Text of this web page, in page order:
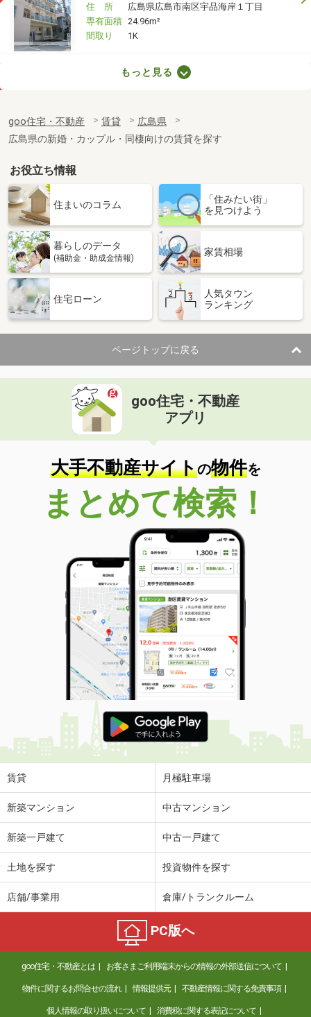
住 所
広島県広島市南区宇品海岸１丁目
専有面積 24.96m²
間取り
1K
広島県安芸郡府中町石井城１丁目
専有面積
22m²
間取り
1K
広島県広島市中区鶴見町
価 格
8.20万円
広島県広島市中区鶴見町
専有面積 27.7m²
間取り
広島県広島市安佐南区安東６丁目
住 所
広島県広島市安佐南区安東６丁目
専有面積 20.28m²
間取り
1K
広島県広島市中区舟入幸町
価 格
住 所
広島県広島市中区舟入幸町
専有面積 31m²
間取り
1DK
広島県広島市中区国泰寺町１丁目
価 格
6.80万円
広島県広島市中区国泰寺町１丁目
22.55m²
間取り
1K
広島県広島市南区比治山町
価 格
8.20万円
住 所
広島県広島市南区比治山町
専有面積 32.82m²
間取り
1LDK
広島県広島市中区河原町
価 格
6.80万円
住 所
広島県広島市中区河原町
専有面積
広島県広島市南区金屋町
広島県安芸郡府中町石井城２丁目
7.05万円
住 所
広島県安芸郡府中町石井城２丁目
専有面積 42.64m²
間取り
1LDK
広島県広島市中区昭和町
もっと見る
goo住宅・不動産 賃貸
広島県
広島県の新婚・カップル・同棲向けの賃貸を探す
お役立ち情報
住まいのコラム
「住みたい街」
を見つけよう
暮らしのデータ
(補助金・助成金情報)
家賃相場
住宅ローン
人気タウン
ランキング
ページトップに戻る
goo住宅・不動産
アプリ
大手不動産サイトの物件を
まとめて検索！
賃貸 月極駐車場
新築マンション 中古マンション
新築一戸建て 中古一戸建て
土地を探す 投資物件を探す
店舗/事業用 倉庫/トランクルーム
PC版へ
goo住宅・不動産とは お客さまご利用端末からの情報の外部送信について
物件に関するお問合せの流れ 情報提供元 不動産情報に関する免責事項
個人情報の取り扱いについて 消費税に関する表記について